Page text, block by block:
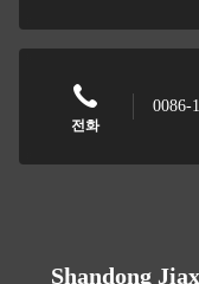
전화
0086-
Shandong